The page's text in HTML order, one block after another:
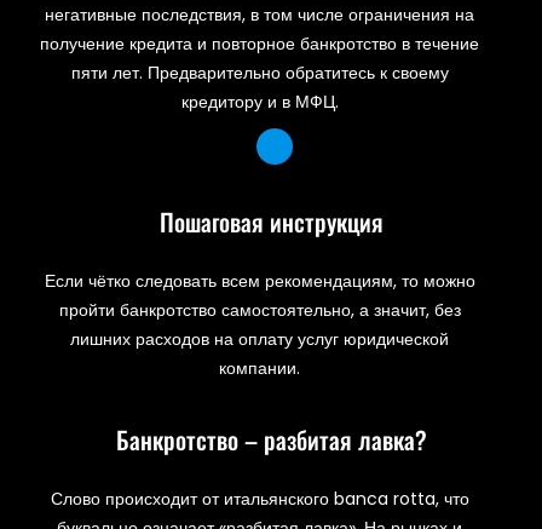
негативные последствия, в том числе ограничения на
получение кредита и повторное банкротство в течение
пяти лет. Предварительно обратитесь к своему
кредитору и в МФЦ.
Пошаговая инструкция
Если чётко следовать всем рекомендациям, то можно
пройти банкротство самостоятельно, а значит, без
лишних расходов на оплату услуг юридической
компании.
Банкротство – разбитая лавка?
Слово происходит от итальянского banca rotta, что